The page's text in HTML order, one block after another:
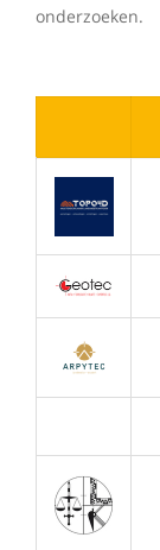
onderzoeken.